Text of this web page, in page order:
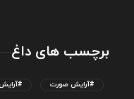
برچسب های داغ
#آرایش صورت